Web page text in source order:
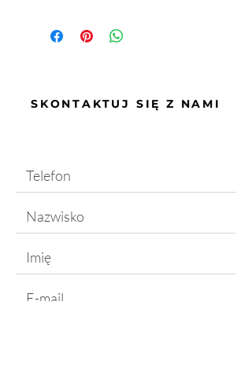
SKONTAKTUJ SIĘ Z NAMI